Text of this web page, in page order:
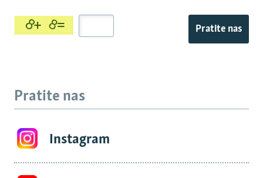
Pratite nas
Pratite nas
Instagram